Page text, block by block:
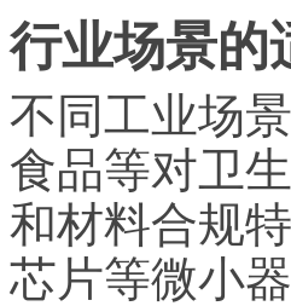
行业场景的
不同工业场
食品等对卫
和材料合规
芯片等微小